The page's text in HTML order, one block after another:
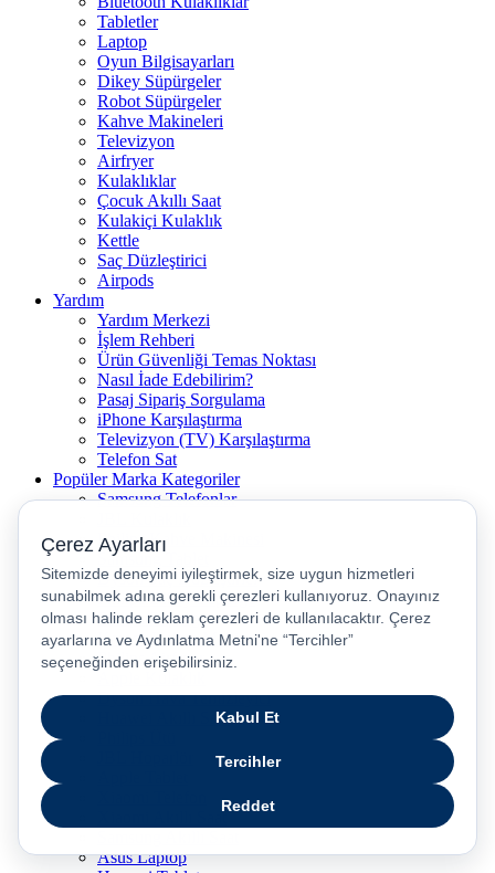
Tabletler
Laptop
Oyun Bilgisayarları
Dikey Süpürgeler
Robot Süpürgeler
Kahve Makineleri
Televizyon
Airfryer
Kulaklıklar
Çocuk Akıllı Saat
Kulakiçi Kulaklık
Kettle
Saç Düzleştirici
Airpods
Yardım
Yardım Merkezi
İşlem Rehberi
Ürün Güvenliği Temas Noktası
Nasıl İade Edebilirim?
Pasaj Sipariş Sorgulama
iPhone Karşılaştırma
Televizyon (TV) Karşılaştırma
Telefon Sat
Popüler Marka Kategoriler
Samsung Telefonlar
Philips Kahve Makinesi
Samsung Tablet
Dyson Saç Düzleştirici
Philips Dikey Süpürge
Philips Süpürge
Karaca Kahve Makinesi
Philips Airfryer
Apple Kulaklık
Dyson Hava Temizleyici
Huawei Akıllı Saat
Xiaomi Akıllı Saat
Asus Laptop